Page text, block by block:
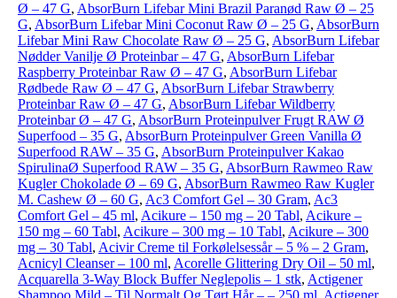
Ø – 47 G, AbsorBurn Lifebar Mini Brazil Paranød Raw Ø – 25
G, AbsorBurn Lifebar Mini Coconut Raw Ø – 25 G, AbsorBurn
Lifebar Mini Raw Chocolate Raw Ø – 25 G, AbsorBurn Lifebar
Nødder Vanilje Ø Proteinbar – 47 G, AbsorBurn Lifebar
Raspberry Proteinbar Raw Ø – 47 G, AbsorBurn Lifebar
Rødbede Raw Ø – 47 G, AbsorBurn Lifebar Strawberry
Proteinbar Raw Ø – 47 G, AbsorBurn Lifebar Wildberry
Proteinbar Ø – 47 G, AbsorBurn Proteinpulver Frugt RAW Ø
Superfood – 35 G, AbsorBurn Proteinpulver Green Vanilla Ø
Superfood RAW – 35 G, AbsorBurn Proteinpulver Kakao
SpirulinaØ Superfood RAW – 35 G, AbsorBurn Rawmeo Raw
Kugler Chokolade Ø – 69 G, AbsorBurn Rawmeo Raw Kugler
M. Cashew Ø – 60 G, Ac3 Comfort Gel – 30 Gram, Ac3
Comfort Gel – 45 ml, Acikure – 150 mg – 20 Tabl, Acikure –
150 mg – 60 Tabl, Acikure – 300 mg – 10 Tabl, Acikure – 300
mg – 30 Tabl, Acivir Creme til Forkølelsessår – 5 % – 2 Gram,
Acnicyl Cleanser – 100 ml, Acorelle Glittering Dry Oil – 50 ml,
Acquarella 3-Way Block Buffer Neglepolis – 1 stk, Actigener
Shampoo Mild – Til Normalt Og Tørt Hår – – 250 ml, Actigener